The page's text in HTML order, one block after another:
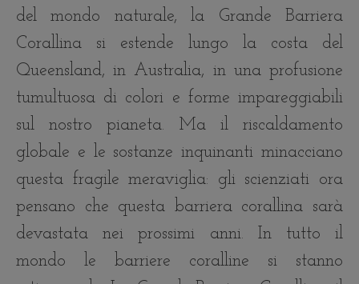
del mondo naturale, la Grande Barriera
Corallina si estende lungo la costa del
Queensland, in Australia, in una profusione
tumultuosa di colori e forme impareggiabili
sul nostro pianeta. Ma il riscaldamento
globale e le sostanze inquinanti minacciano
questa fragile meraviglia: gli scienziati ora
pensano che questa barriera corallina sarà
devastata nei prossimi anni. In tutto il
mondo le barriere coralline si stanno